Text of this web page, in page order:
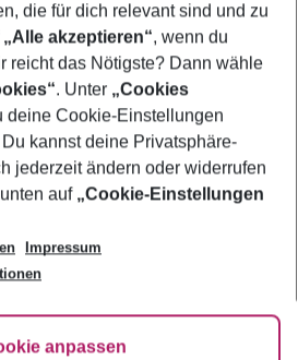
die für dich relevant sind und zu
„Alle akzeptieren“, wenn du
reicht das Nötigste? Dann wähle
. Unter „Cookies
deine Cookie-Einstellungen
kannst deine Privatsphäre-
jederzeit ändern oder widerrufen
auf „Cookie-Einstellungen
Impressum
anpassen